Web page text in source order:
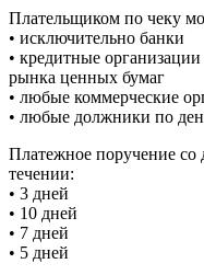
Плательщиком по чеку
• исключительно банки
• кредитные
рынка ценных бумаг
• любые коммерческие
• любые должники по
Платежное поручение со
течении:
• 3 дней
• 10 дней
• 7 дней
• 5 дней